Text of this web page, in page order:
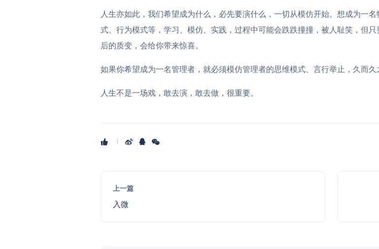
人生亦如此，我们希望成为什么，必先要演什么，一切从模仿开始。想成为一
式、行为模式等，学习、模仿、实践，过程中可能会跌跌撞撞，被人耻笑，但
后的质变，会给你带来惊喜。
如果你希望成为一名管理者，就必须模仿管理者的思维模式、言行举止，久而久
人生不是一场戏，敢去演，敢去做，很重要。
上一篇
入微